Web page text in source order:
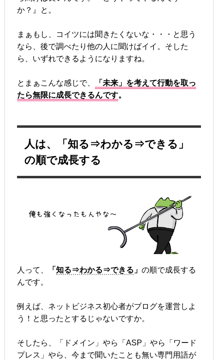
か？』と。
まぁもし、コイツには聞きたくないな・・・と思う
なら、後で調べたり他の人に聞けばイイ。そした
ら、いずれできるようになりますね。
とまぁこんな感じで、
「未来」を考えて行動を取っ
たら無限に成長できるんです。
人は、「知る⇒わかる⇒できる」
の順で成長する
人って、 「 知る⇒わかる⇒できる 」 の順で成長する
んです。
例えば、ネットビジネス初心者がブログを運営しよ
う！と思ったとするじゃないですか。
そしたら、「ドメイン」やら「ASP」やら「ワード
プレス」やら、今まで聞いたことも無い専門用語が